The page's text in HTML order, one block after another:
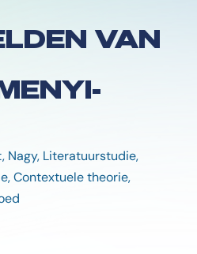
VAN
Nagy, Literatuurstudie,
Contextuele theorie,